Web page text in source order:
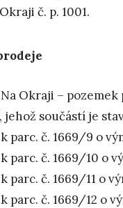
č. p. 1001.
Okraji – pozemek
součástí je
parc. č. 1669/9 o
parc. č. 1669/10 o
parc. č. 1669/11 o
parc. č. 1669/12 o